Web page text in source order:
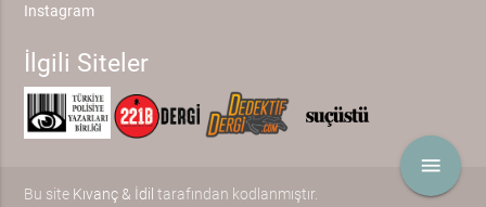
menu
Instagram
İlgili Siteler
Bu site Kıvanç & İdil tarafından kodlanmıştır.